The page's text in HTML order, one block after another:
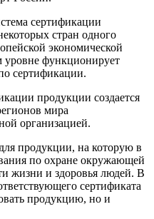
сертификации
стран одного
экономической
функционирует
сертификации.
продукции создается
мира
организацией.
продукции, на которую в
по охране окружающей
жизни и здоровья людей. В
сертификата
продукцию, но и